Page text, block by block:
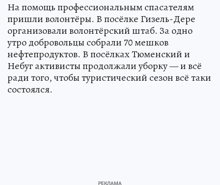
На помощь профессиональным спасателям
пришли волонтёры. В посёлке Гизель-Дере
организовали волонтёрский штаб. За одно
утро добровольцы собрали 70 мешков
нефтепродуктов. В посёлках Тюменский и
Небуг активисты продолжали уборку — и всё
ради того, чтобы туристический сезон всё таки
состоялся.